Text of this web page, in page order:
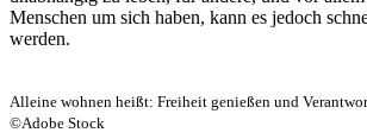
Menschen um sich haben, kann es jedoch
werden.
Alleine wohnen heißt: Freiheit genießen und
©Adobe Stock